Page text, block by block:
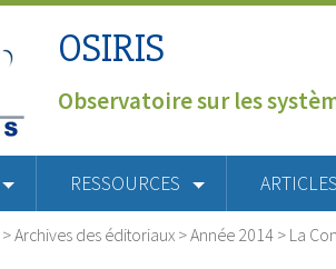
OSIRIS
Observatoire sur les
RESSOURCES
>Archives des éditoriaux >Année 2014 > La